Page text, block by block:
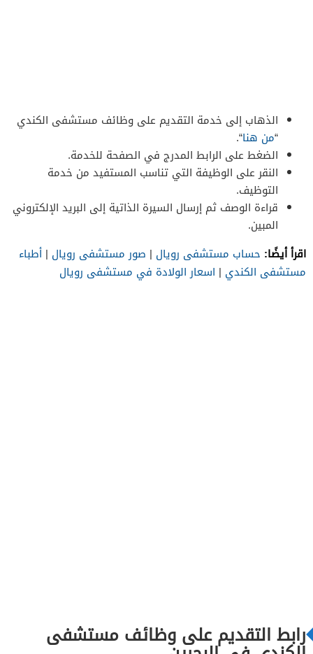
الذهاب إلى خدمة التقديم على وظائف مستشفى الكندي
“من هنا“.
الضغط على الرابط المدرج في الصفحة للخدمة.
النقر على الوظيفة التي تناسب المستفيد من خدمة
التوظيف.
قراءة الوصف ثم إرسال السيرة الذاتية إلى البريد الإلكتروني
المبين.
اقرأ أيضًا: حساب مستشفى رويال | صور مستشفى رويال | أطباء
مستشفى الكندي | اسعار الولادة في مستشفى رويال
رابط التقديم على وظائف مستشفى